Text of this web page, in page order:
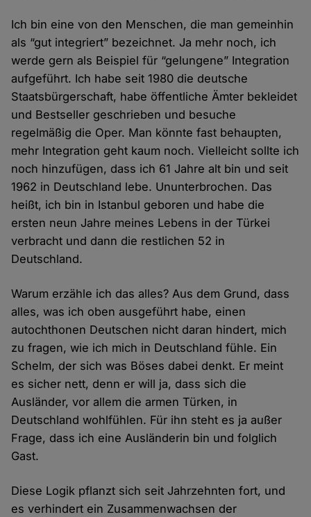
Ich bin eine von den Menschen, die man gemeinhin
als “gut integriert” bezeichnet. Ja mehr noch, ich
werde gern als Beispiel für “gelungene” Integration
aufgeführt. Ich habe seit 1980 die deutsche
Staatsbürgerschaft, habe öffentliche Ämter bekleidet
und Bestseller geschrieben und besuche
regelmäßig die Oper. Man könnte fast behaupten,
mehr Integration geht kaum noch. Vielleicht sollte ich
noch hinzufügen, dass ich 61 Jahre alt bin und seit
1962 in Deutschland lebe. Ununterbrochen. Das
heißt, ich bin in Istanbul geboren und habe die
ersten neun Jahre meines Lebens in der Türkei
verbracht und dann die restlichen 52 in
Deutschland.
Warum erzähle ich das alles? Aus dem Grund, dass
alles, was ich oben ausgeführt habe, einen
autochthonen Deutschen nicht daran hindert, mich
zu fragen, wie ich mich in Deutschland fühle. Ein
Schelm, der sich was Böses dabei denkt. Er meint
es sicher nett, denn er will ja, dass sich die
Ausländer, vor allem die armen Türken, in
Deutschland wohlfühlen. Für ihn steht es ja außer
Frage, dass ich eine Ausländerin bin und folglich
Gast.
Diese Logik pflanzt sich seit Jahrzehnten fort, und
es verhindert ein Zusammenwachsen der